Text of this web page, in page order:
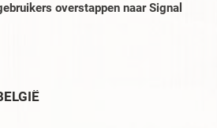
overstappen naar Signal